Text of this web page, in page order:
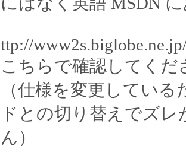
ttp://
こちらで確認してくだ
（仕様を変更してい
ドとの切り替えでズ
ん）